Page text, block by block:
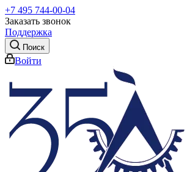
+7 495 744-00-04
Заказать звонок
Поддержка
Поиск
Войти